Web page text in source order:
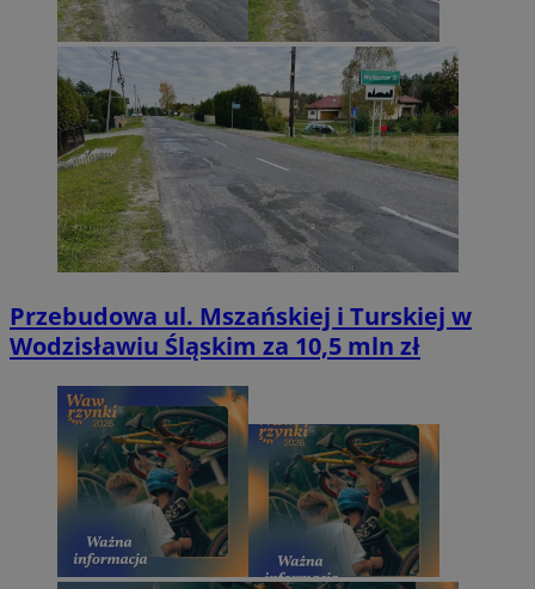
Przebudowa ul. Mszańskiej i Turskiej w
Wodzisławiu Śląskim za 10,5 mln zł